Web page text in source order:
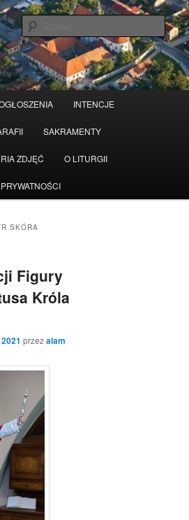
INTENCJE
SAKRAMENTY
ZDJĘĆ O LITURGII
SKÓRA
Figury
Króla
przezalam
Czytaj więcej odrzuć